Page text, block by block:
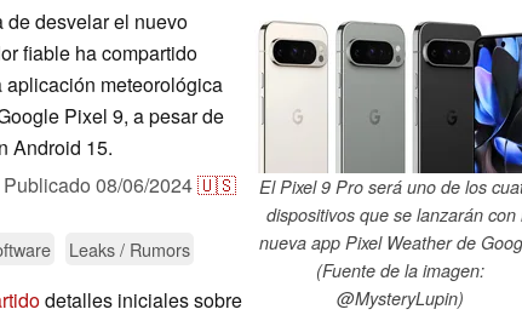
El Pixel 9 Pro será uno de los
dispositivos que se lanzarán con
nueva app Pixel Weather de
(Fuente de la imagen:
@MysteryLupin)
de desvelar el nuevo
fiable ha compartido
meteorológica
Pixel 9, a pesar de
Android 15.
Publicado 08/06/2024🇺🇸
Leaks / Rumors
detalles iniciales sobre